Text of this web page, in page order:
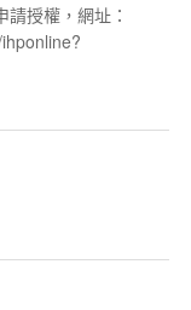
授權，網址：